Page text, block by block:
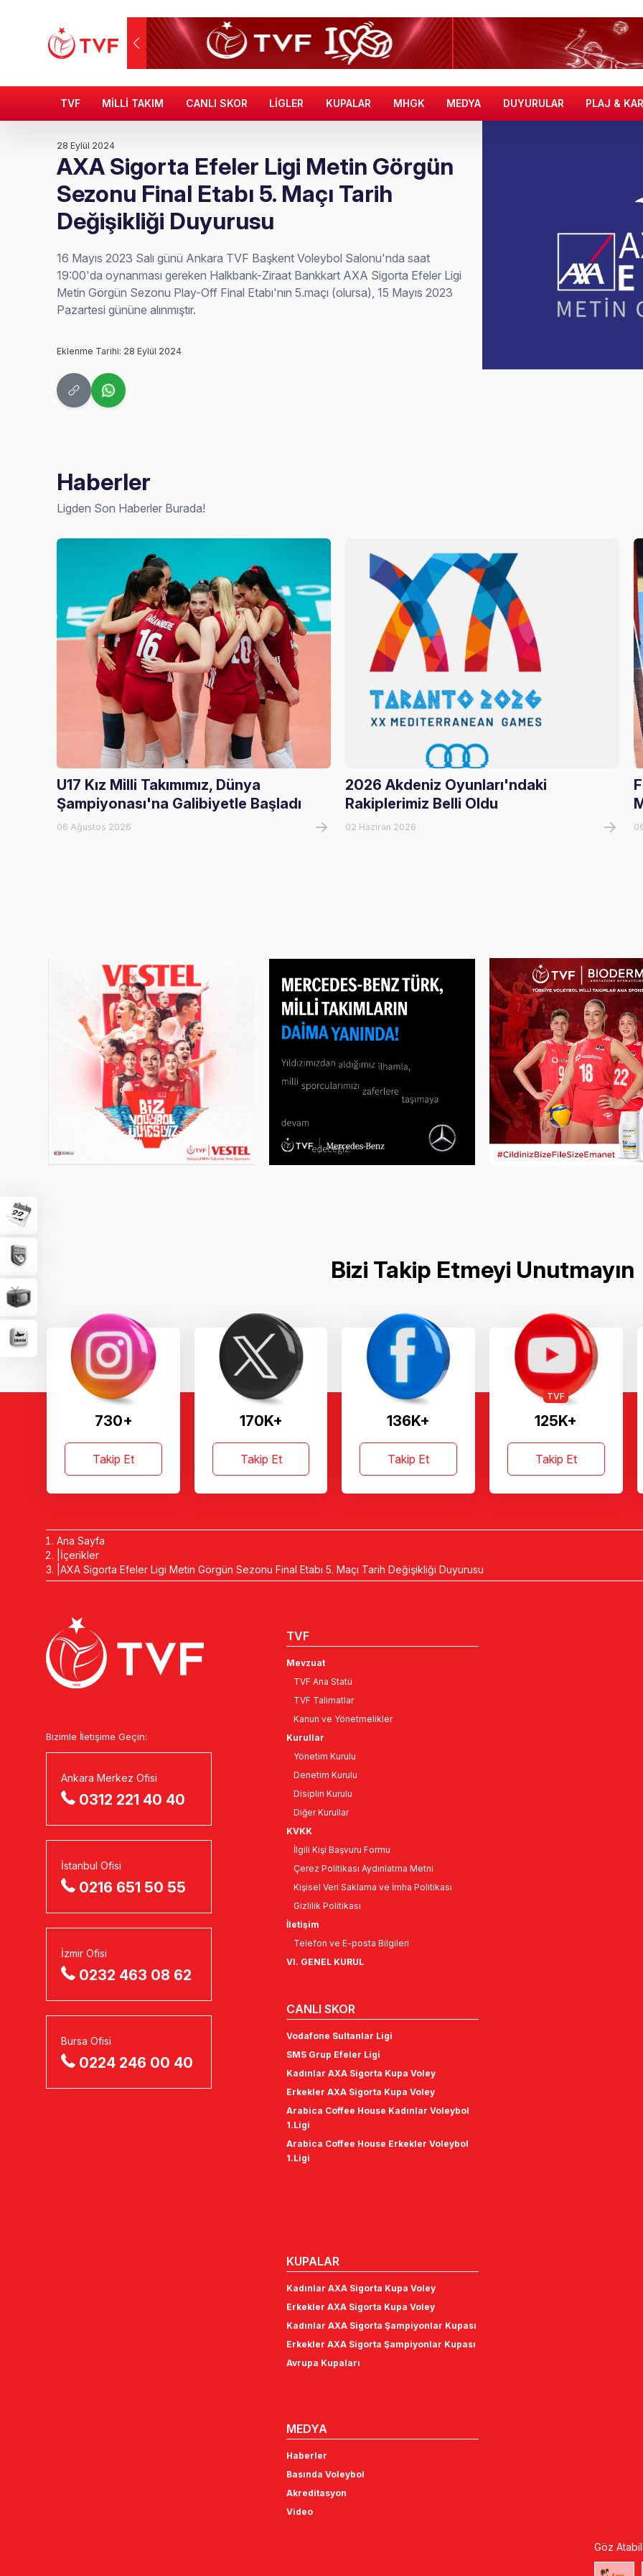
TVF MİLLİ TAKIM CANLI SKOR LİGLER KUPALAR MHGK MEDYA DUYURULAR PLAJ & KAR
28 Eylül 2024
AXA Sigorta Efeler Ligi Metin Görgün
Sezonu Final Etabı 5. Maçı Tarih
Değişikliği Duyurusu
16 Mayıs 2023 Salı günü Ankara TVF Başkent Voleybol Salonu'nda saat
19:00'da oynanması gereken Halkbank-Ziraat Bankkart AXA Sigorta Efeler Ligi
Metin Görgün Sezonu Play-Off Final Etabı'nın 5.maçı (olursa), 15 Mayıs 2023
Pazartesi gününe alınmıştır.
Eklenme Tarihi: 28 Eylül 2024
Haberler
Ligden Son Haberler Burada!
U17 Kız Milli Takımımız, Dünya
Şampiyonası'na Galibiyetle Başladı
06 Ağustos 2026
2026 Akdeniz Oyunları'ndaki
Rakiplerimiz Belli Oldu
02 Haziran 2026
Bizi Takip Etmeyi Unutmayın
730+
Takip Et
170K+
Takip Et
136K+
Takip Et
125K+
TVF
Takip Et
Ana Sayfa
İçerikler
AXA Sigorta Efeler Ligi Metin Görgün Sezonu Final Etabı 5. Maçı Tarih Değişikliği Duyurusu
Bizimle İletişime Geçin:
Ankara Merkez Ofisi
0312 221 40 40
İstanbul Ofisi
0216 651 50 55
İzmir Ofisi
0232 463 08 62
Bursa Ofisi
0224 246 00 40
TVF
Mevzuat
TVF Ana Statü
TVF Talimatlar
Kanun ve Yönetmelikler
Kurullar
Yönetim Kurulu
Denetim Kurulu
Disiplin Kurulu
Diğer Kurullar
KVKK
İlgili Kişi Başvuru Formu
Çerez Politikası Aydınlatma Metni
Kişisel Veri Saklama ve İmha Politikası
Gizlilik Politikası
İletişim
Telefon ve E-posta Bilgileri
VI. GENEL KURUL
CANLI SKOR
Vodafone Sultanlar Ligi
SMS Grup Efeler Ligi
Kadınlar AXA Sigorta Kupa Voley
Erkekler AXA Sigorta Kupa Voley
Arabica Coffee House Kadınlar Voleybol
1.Ligi
Arabica Coffee House Erkekler Voleybol
1.Ligi
KUPALAR
Kadınlar AXA Sigorta Kupa Voley
Erkekler AXA Sigorta Kupa Voley
Kadınlar AXA Sigorta Şampiyonlar Kupası
Erkekler AXA Sigorta Şampiyonlar Kupası
Avrupa Kupaları
MEDYA
Haberler
Basında Voleybol
Akreditasyon
Video
Göz